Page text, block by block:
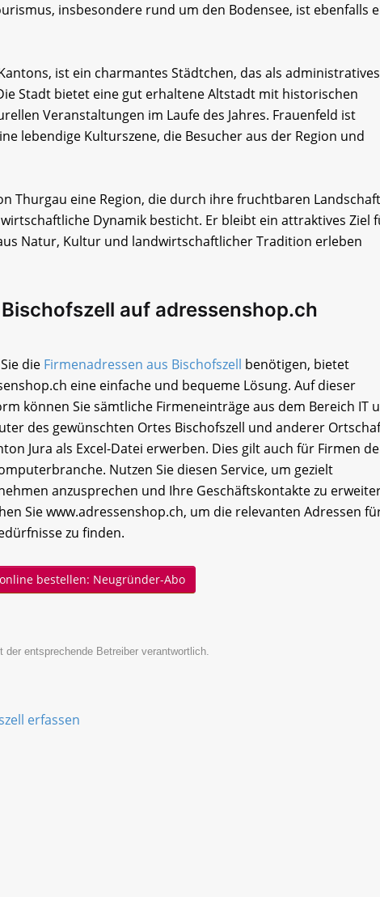
insbesondere rund um den Bodensee, ist ebenfalls
ist ein charmantes Städtchen, das als administratives
Stadt bietet eine gut erhaltene Altstadt mit historischen
Veranstaltungen im Laufe des Jahres. Frauenfeld ist
lebendige Kulturszene, die Besucher aus der Region und
Thurgau eine Region, die durch ihre fruchtbaren
Dynamik besticht. Er bleibt ein attraktives Ziel
Natur, Kultur und landwirtschaftlicher Tradition erleben
auf adressenshop.ch
die Firmenadressen aus Bischofszell benötigen, bietet
eine einfache und bequeme Lösung. Auf dieser
können Sie sämtliche Firmeneinträge aus dem Bereich IT
des gewünschten Ortes Bischofszell und anderer
Jura als Excel-Datei erwerben. Dies gilt auch für Firmen
Nutzen Sie diesen Service, um gezielt
anzusprechen und Ihre Geschäftskontakte zu
Sie www.adressenshop.ch, um die relevanten Adressen
zu finden.
bestellen: Neugründer-Abo
entsprechende Betreiber verantwortlich.
erfassen